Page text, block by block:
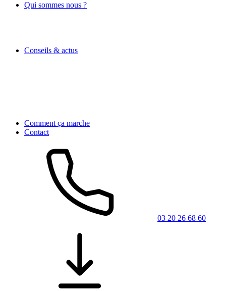
Qui sommes nous ?
Conseils & actus
Comment ça marche
Contact
03 20 26 68 60